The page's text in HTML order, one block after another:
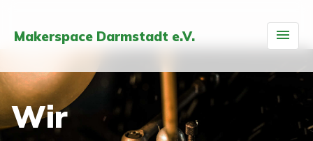
Makerspace Darmstadt e.V.
Wir